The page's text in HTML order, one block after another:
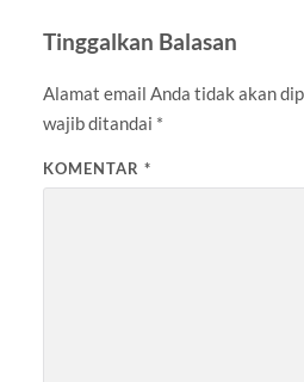
Tinggalkan Balasan
Alamat email Anda tidak akan
wajib ditandai *
KOMENTAR *